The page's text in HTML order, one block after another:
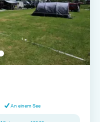
An einem See